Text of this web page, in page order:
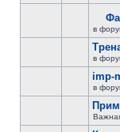
в
в
imp-
в